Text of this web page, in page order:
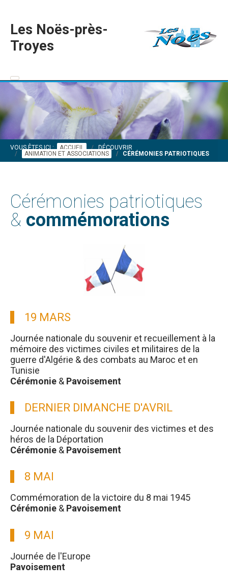
Les Noës-près-
Troyes
VOUS ÊTES ICI : ACCUEIL
DÉCOUVRIR
ANIMATION ET ASSOCIATIONS
CÉRÉMONIES PATRIOTIQUES
Cérémonies patriotiques
& commémorations
19 MARS
Journée nationale du souvenir et recueillement à la
mémoire des victimes civiles et militaires de la
guerre d'Algérie & des combats au Maroc et en
Tunisie
Cérémonie & Pavoisement
DERNIER DIMANCHE D'AVRIL
Journée nationale du souvenir des victimes et des
héros de la Déportation
Cérémonie & Pavoisement
8 MAI
Commémoration de la victoire du 8 mai 1945
Cérémonie & Pavoisement
9 MAI
Journée de l'Europe
Pavoisement